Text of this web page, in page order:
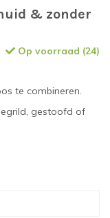
& zonder
Op voorraad (24)
te combineren.
gestoofd of